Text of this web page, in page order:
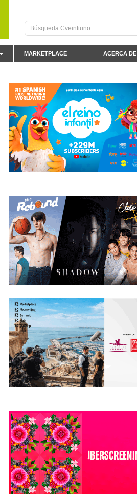
ACERCA DE
MARKETPLACE